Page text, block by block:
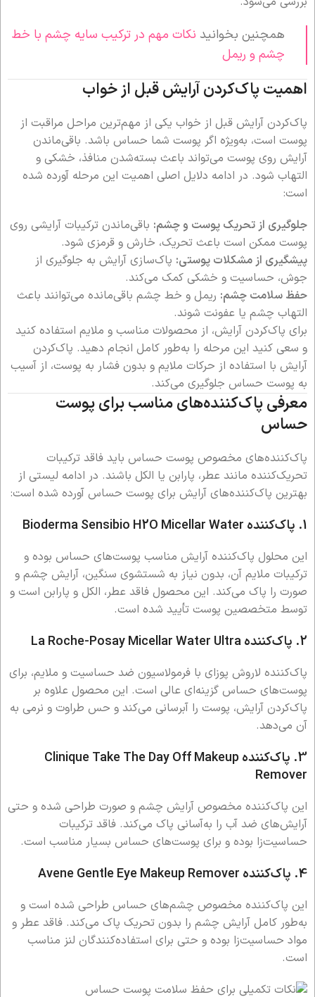
همچنین بخوانید نکات مهم در ترکیب سایه چشم با خط
چشم و ریمل
اهمیت پاک‌کردن آرایش قبل از خواب
پاک‌کردن آرایش قبل از خواب یکی از مهم‌ترین مراحل مراقبت از
پوست است، به‌ویژه اگر پوست شما حساس باشد. باقی‌ماندن
آرایش روی پوست می‌تواند باعث بسته‌شدن منافذ، خشکی و
التهاب شود. در ادامه دلایل اصلی اهمیت این مرحله آورده شده
است:
جلوگیری از تحریک پوست و چشم: باقی‌ماندن ترکیبات آرایشی روی
پوست ممکن است باعث تحریک، خارش و قرمزی شود.
پیشگیری از مشکلات پوستی: پاک‌سازی آرایش به جلوگیری از
جوش، حساسیت و خشکی کمک می‌کند.
حفظ سلامت چشم: ریمل و خط چشم باقی‌مانده می‌توانند باعث
التهاب چشم یا عفونت شوند.
برای پاک‌کردن آرایش، از محصولات مناسب و ملایم استفاده کنید
و سعی کنید این مرحله را به‌طور کامل انجام دهید. پاک‌کردن
آرایش با استفاده از حرکات ملایم و بدون فشار به پوست، از آسیب
به پوست حساس جلوگیری می‌کند.
معرفی پاک‌کننده‌های مناسب برای پوست
حساس
پاک‌کننده‌های مخصوص پوست حساس باید فاقد ترکیبات
تحریک‌کننده مانند عطر، پارابن یا الکل باشند. در ادامه لیستی از
بهترین پاک‌کننده‌های آرایش برای پوست حساس آورده شده است:
1. پاک‌کننده Bioderma Sensibio H2O Micellar Water
این محلول پاک‌کننده آرایش مناسب پوست‌های حساس بوده و
ترکیبات ملایم آن، بدون نیاز به شستشوی سنگین، آرایش چشم و
صورت را پاک می‌کند. این محصول فاقد عطر، الکل و پارابن است و
توسط متخصصین پوست تأیید شده است.
2. پاک‌کننده La Roche-Posay Micellar Water Ultra
پاک‌کننده لاروش پوزای با فرمولاسیون ضد حساسیت و ملایم، برای
پوست‌های حساس گزینه‌ای عالی است. این محصول علاوه بر
پاک‌کردن آرایش، پوست را آبرسانی می‌کند و حس طراوت و نرمی به
آن می‌دهد.
3. پاک‌کننده Clinique Take The Day Off Makeup
Remover
این پاک‌کننده مخصوص آرایش چشم و صورت طراحی شده و حتی
آرایش‌های ضد آب را به‌آسانی پاک می‌کند. فاقد ترکیبات
حساسیت‌زا بوده و برای پوست‌های حساس بسیار مناسب است.
4. پاک‌کننده Avene Gentle Eye Makeup Remover
این پاک‌کننده مخصوص چشم‌های حساس طراحی شده است و
به‌طور کامل آرایش چشم را بدون تحریک پاک می‌کند. فاقد عطر و
مواد حساسیت‌زا بوده و حتی برای استفاده‌کنندگان لنز مناسب
است.